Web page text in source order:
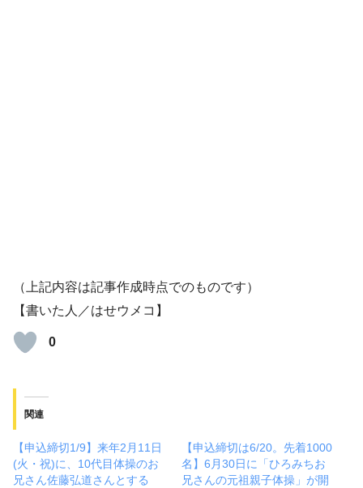
（上記内容は記事作成時点でのものです）
【書いた人／はせウメコ】
0
関連
【申込締切1/9】来年2月11日
(火・祝)に、10代目体操のお
兄さん佐藤弘道さんとする
【申込締切は6/20。先着1000
名】6月30日に「ひろみちお
兄さんの元祖親子体操」が開